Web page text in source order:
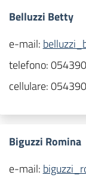
Belluzzi Betty
e-mail:
telefono:
cellulare:
Biguzzi Romina
e-mail: